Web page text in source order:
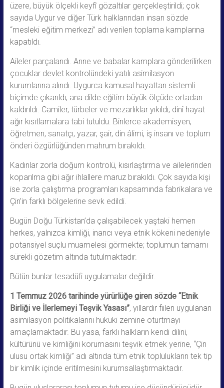
üzere, büyük ölçekli keyfî gözaltılar gerçekleştirildi; çok
sayıda Uygur ve diğer Türk halklarından insan sözde
“mesleki eğitim merkezi” adı verilen toplama kamplarına
kapatıldı.
Aileler parçalandı. Anne ve babalar kamplara gönderilirken
çocuklar devlet kontrolündeki yatılı asimilasyon
kurumlarına alındı. Uygurca kamusal hayattan sistemli
biçimde çıkarıldı, ana dilde eğitim büyük ölçüde ortadan
kaldırıldı. Camiler, türbeler ve mezarlıklar yıkıldı; dinî hayat
ağır kısıtlamalara tabi tutuldu. Binlerce akademisyen,
öğretmen, sanatçı, yazar, şair, din âlimi, iş insanı ve toplum
önderi özgürlüğünden mahrum bırakıldı.
Kadınlar zorla doğum kontrolü, kısırlaştırma ve ailelerinden
koparılma gibi ağır ihlallere maruz bırakıldı. Çok sayıda kişi
ise zorla çalıştırma programları kapsamında fabrikalara ve
Çin’in farklı bölgelerine sevk edildi.
Bugün Doğu Türkistan’da çalışabilecek yaştaki hemen
herkes, yalnızca kimliği, inancı veya etnik kökeni nedeniyle
potansiyel suçlu muamelesi görmekte; toplumun tamamı
sürekli gözetim altında tutulmaktadır.
Bütün bunlar tesadüfi uygulamalar değildir.
1 Temmuz 2026 tarihinde yürürlüğe giren sözde “Etnik
Birliği ve İlerlemeyi Teşvik Yasası”, yıllardır fiilen uygulanan
asimilasyon politikalarını hukuki zemine oturtmayı
amaçlamaktadır. Bu yasa, farklı halkların kendi dilini,
kültürünü ve kimliğini korumasını teşvik etmek yerine, “Çin
ulusu ortak kimliği” adı altında tüm etnik toplulukların tek tip
bir kimlik içinde eritilmesini kurumsallaştırmaktadır.